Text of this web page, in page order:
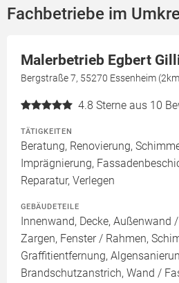
Fachbetriebe im
Malerbetrieb Egbert
Bergstraße 7, 55270 Essenheim
4.8 Sterne aus 10
TÄTIGKEITEN
Beratung, Renovierung,
Imprägnierung,
Reparatur, Verlegen
GEBÄUDETEILE
Innenwand, Decke, Außenwand
Zargen, Fenster / Rahmen,
Graffitientfernung,
Brandschutzanstrich, Wand /